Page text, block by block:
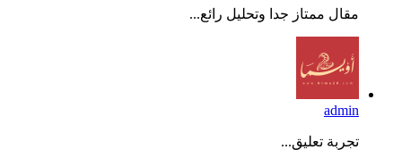
مقال ممتاز جدا وتحليل رائع...
admin
تجربة تعليق...